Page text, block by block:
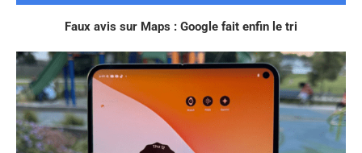
Faux avis sur Maps : Google fait enfin le tri